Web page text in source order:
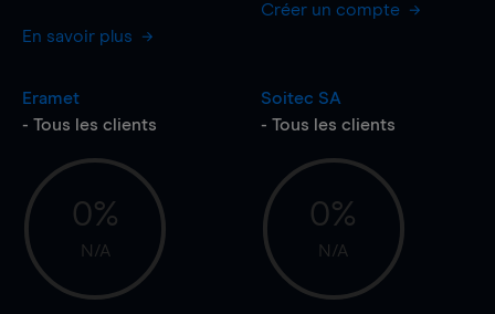
En savoir plus
Créer un compte
Eramet
- Tous les clients
0%
N/A
Soitec SA
- Tous les clients
0%
N/A